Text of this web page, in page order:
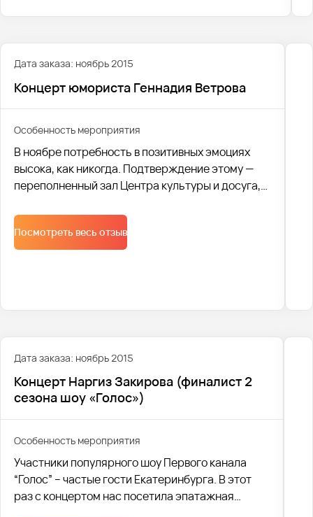
Дата заказа: ноябрь 2015
Концерт юмориста Геннадия Ветрова
Особенность мероприятия
В ноябре потребность в позитивных эмоциях
высока, как никогда. Подтверждение этому —
переполненный зал Центра культуры и досуга,
Ветрова.
Посмотреть весь отзыв
Дата заказа: ноябрь 2015
Концерт Наргиз Закирова (финалист 2
сезона шоу «Голос»)
Особенность мероприятия
Участники популярного шоу Первого канала
“Голос” – частые гости Екатеринбурга. В этот
раз с концертом нас посетила эпатажная